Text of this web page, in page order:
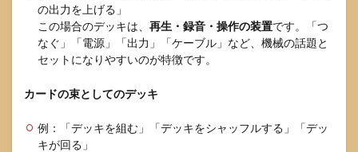
の出力を上げる」
この場合のデッキは、 再生・録音・操作の装置です。「つ
なぐ」「電源」「出力」「ケーブル」など、機械の話題と
セットになりやすいのが特徴です。
カードの束としてのデッキ
例：「デッキを組む」「デッキをシャッフルする」「デッ
キが回る」